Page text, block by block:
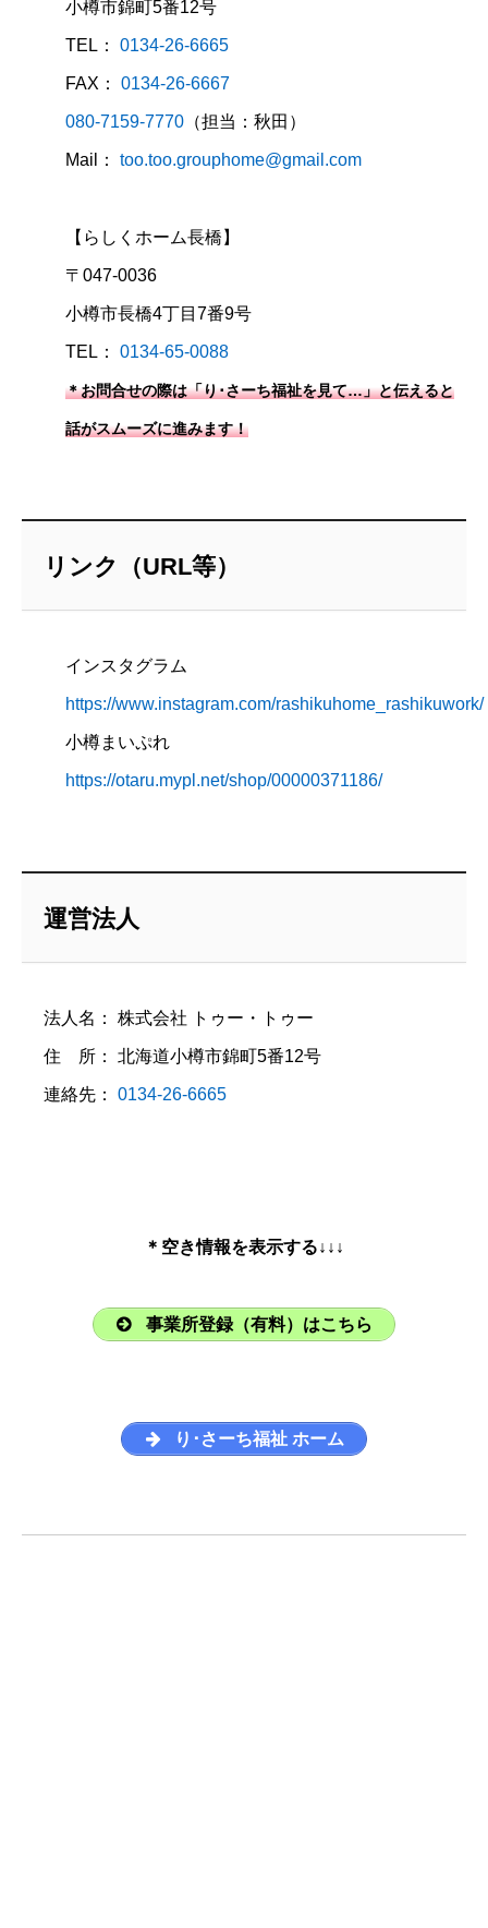
小樽市錦町5番12号
TEL： 0134-26-6665
FAX： 0134-26-6667
080-7159-7770 （担当：秋田）
Mail： too.too.grouphome@gmail.com
【らしくホーム長橋】
〒047-0036
小樽市長橋4丁目7番9号
TEL： 0134-65-0088
＊お問合せの際は「り･さーち福祉を見て…」と伝えると
話がスムーズに進みます！
リンク（URL等）
インスタグラム
https://www.instagram.com/rashikuhome_rashikuwork/
小樽まいぷれ
https://otaru.mypl.net/shop/00000371186/
運営法人
法人名： 株式会社 トゥー・トゥー
住 所： 北海道小樽市錦町5番12号
連絡先： 0134-26-6665
＊空き情報を表示する↓↓↓
事業所登録（有料）はこちら
り･さーち福祉 ホーム